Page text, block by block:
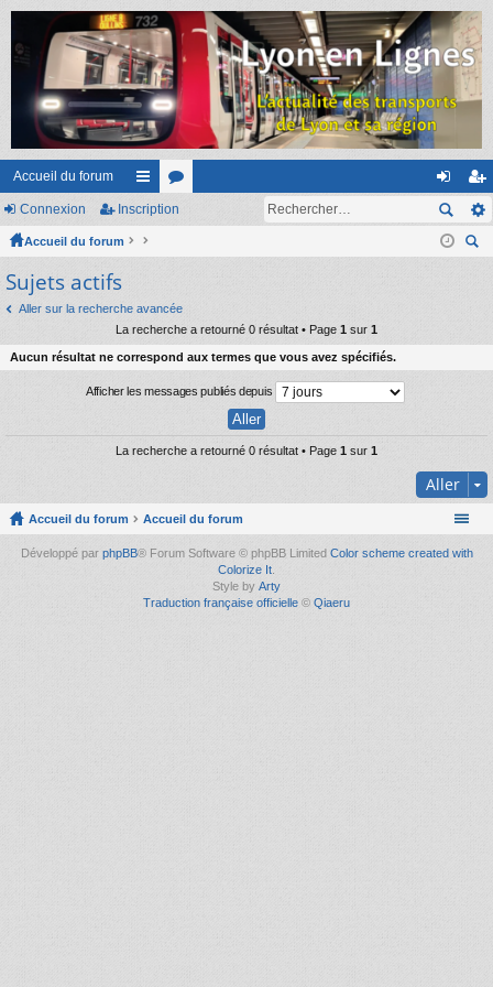
Accueil du forum
ac
co
ci
s
or
s
on
ne
ns
cri
Connexion Inscription
Accueil du forum
Sujets actifs
Aller sur la recherche avancée
La recherche a retourné 0 résultat • Page 1 sur 1
Aucun résultat ne correspond aux termes que vous avez spécifiés.
Afficher les messages publiés depuis
La recherche a retourné 0 résultat • Page 1 sur 1
Aller
Accueil du forum Accueil du forum
Développé par phpBB® Forum Software © phpBB Limited Color scheme created with
Colorize It
Style by Arty
Traduction française officielle © Qiaeru